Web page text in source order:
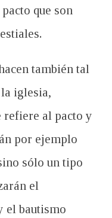
que son
también tal
iglesia,
refiere al pacto y
por ejemplo
sólo un tipo
el
el bautismo